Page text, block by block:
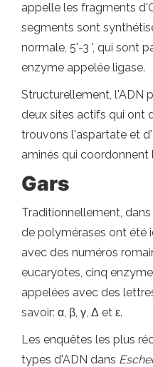
appelle les fragments
segments sont
normale, 5'-3 ', qui sont
enzyme appelée ligase.
Structurellement, l'ADN
deux sites actifs qui ont
trouvons l'aspartate et
aminés qui coordonnent
Gars
Traditionnellement,
de polymérases ont été
avec des numéros
eucaryotes, cinq
appelées avec des
savoir: α, β, γ, Δ et ε.
Les enquêtes les plus
types d'ADN dans